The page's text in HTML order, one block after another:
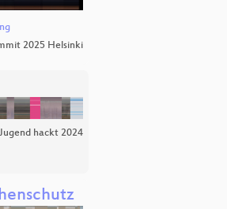
2025 Helsinki
Jugend hackt 2024